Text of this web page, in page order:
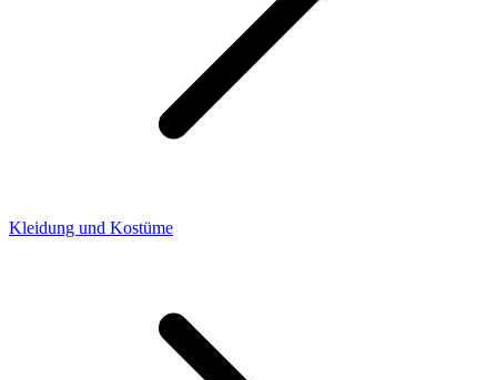
Kleidung und Kostüme